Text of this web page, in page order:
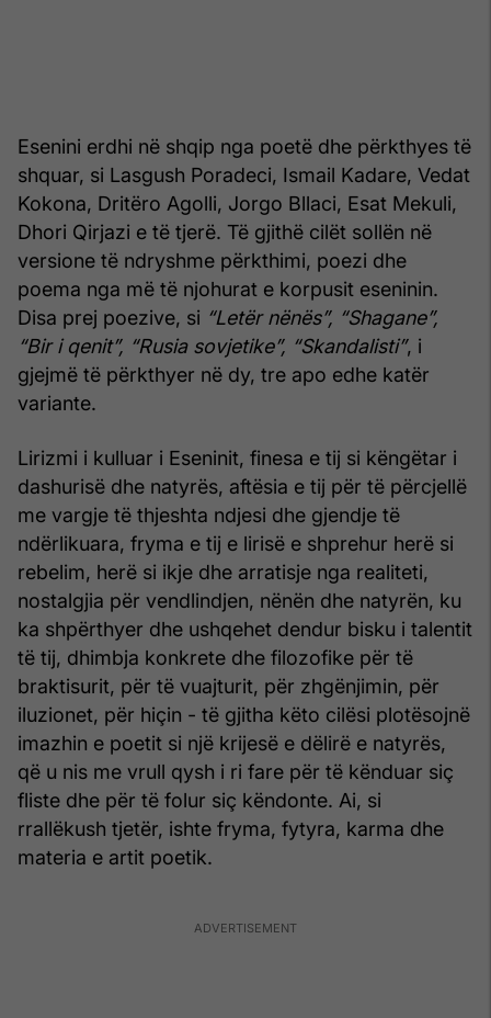
Esenini erdhi në shqip nga poetë dhe përkthyes të
shquar, si Lasgush Poradeci, Ismail Kadare, Vedat
Kokona, Dritëro Agolli, Jorgo Bllaci, Esat Mekuli,
Dhori Qirjazi e të tjerë. Të gjithë cilët sollën në
versione të ndryshme përkthimi, poezi dhe
poema nga më të njohurat e korpusit eseninin.
Disa prej poezive, si “Letër nënës”, “Shagane”,
“Bir i qenit”, “Rusia sovjetike”, “Skandalisti”, i
gjejmë të përkthyer në dy, tre apo edhe katër
variante.
Lirizmi i kulluar i Eseninit, finesa e tij si këngëtar i
dashurisë dhe natyrës, aftësia e tij për të përcjellë
me vargje të thjeshta ndjesi dhe gjendje të
ndërlikuara, fryma e tij e lirisë e shprehur herë si
rebelim, herë si ikje dhe arratisje nga realiteti,
nostalgjia për vendlindjen, nënën dhe natyrën, ku
ka shpërthyer dhe ushqehet dendur bisku i talentit
të tij, dhimbja konkrete dhe filozofike për të
braktisurit, për të vuajturit, për zhgënjimin, për
iluzionet, për hiçin - të gjitha këto cilësi plotësojnë
imazhin e poetit si një krijesë e dëlirë e natyrës,
që u nis me vrull qysh i ri fare për të kënduar siç
fliste dhe për të folur siç këndonte. Ai, si
rrallëkush tjetër, ishte fryma, fytyra, karma dhe
materia e artit poetik.